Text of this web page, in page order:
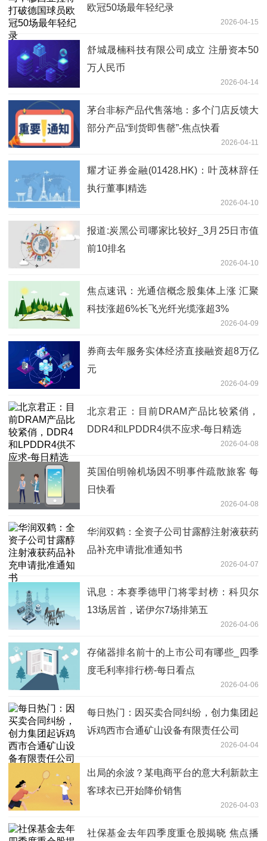
欧冠50场最年轻纪录
2026-04-15
舒城晟楠科技有限公司成立 注册资本50
万人民币
2026-04-14
茅台非标产品代售落地：多个门店反馈大
部分产品“到货即售罄”-焦点快看
2026-04-11
耀才证券金融(01428.HK)：叶茂林辞任
执行董事|精选
2026-04-10
报道:炭黑公司哪家比较好_3月25日市值
前10排名
2026-04-10
焦点速讯：光通信概念股集体上涨 汇聚
科技涨超6%长飞光纤光缆涨超3%
2026-04-09
券商去年服务实体经济直接融资超8万亿
元
2026-04-09
北京君正：目前DRAM产品比较紧俏，
DDR4和LPDDR4供不应求-每日精选
2026-04-08
英国伯明翰机场因不明事件疏散旅客 每
日快看
2026-04-08
华润双鹤：全资子公司甘露醇注射液获药
品补充申请批准通知书
2026-04-07
讯息：本赛季德甲门将零封榜：科贝尔
13场居首，诺伊尔7场排第五
2026-04-06
存储器排名前十的上市公司有哪些_四季
度毛利率排行榜-每日看点
2026-04-06
每日热门：因买卖合同纠纷，创力集团起
诉鸡西市合通矿山设备有限责任公司
2026-04-04
出局的余波？某电商平台的意大利新款主
客球衣已开始降价销售
2026-04-03
社保基金去年四季度重仓股揭晓 焦点播